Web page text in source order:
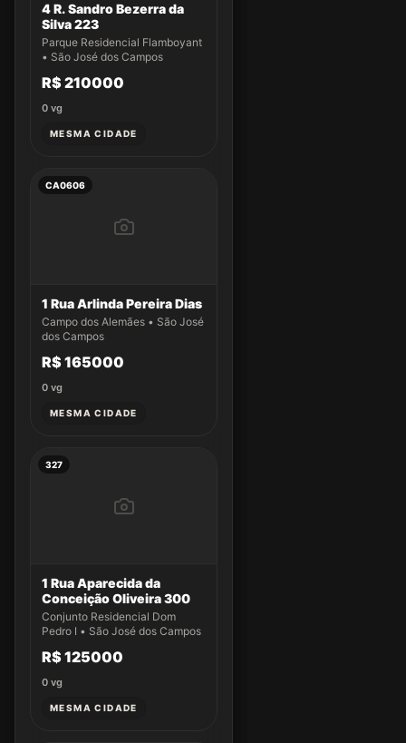
4 R. Sandro Bezerra da
Silva 223
Parque Residencial Flamboyant
• São José dos Campos
R$ 210000
0 vg
MESMA CIDADE
CA0606
1 Rua Arlinda Pereira Dias
Campo dos Alemães • São José
dos Campos
R$ 165000
0 vg
MESMA CIDADE
327
1 Rua Aparecida da
Conceição Oliveira 300
Conjunto Residencial Dom
Pedro I • São José dos Campos
R$ 125000
0 vg
MESMA CIDADE